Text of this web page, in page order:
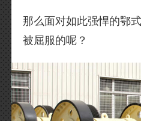
那么面对如此强悍的鄂
被屈服的呢？